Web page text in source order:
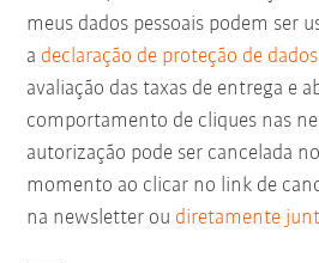
meus dados pessoais podem ser
a declaração de proteção de dados
avaliação das taxas de entrega e
comportamento de cliques nas
autorização pode ser cancelada
momento ao clicar no link de
na newsletter ou diretamente